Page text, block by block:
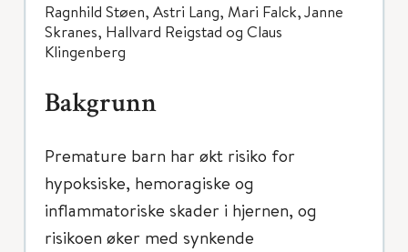
Ragnhild Støen, Astri Lang, Mari Falck, Janne
Skranes, Hallvard Reigstad og Claus
Klingenberg
Bakgrunn
Premature barn har økt risiko for
hypoksiske, hemoragiske og
inflammatoriske skader i hjernen, og
risikoen øker med synkende